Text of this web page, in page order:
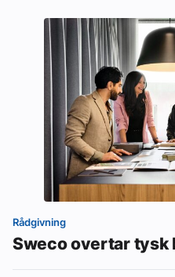
Rådgivning
Sweco overtar tysk